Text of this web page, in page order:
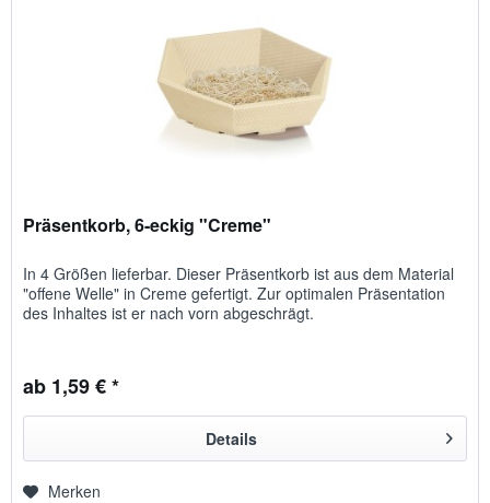
Präsentkorb, 6-eckig "Creme"
In 4 Größen lieferbar. Dieser Präsentkorb ist aus dem Material
"offene Welle" in Creme gefertigt. Zur optimalen Präsentation
des Inhaltes ist er nach vorn abgeschrägt.
ab 1,59 € *
Details
Merken